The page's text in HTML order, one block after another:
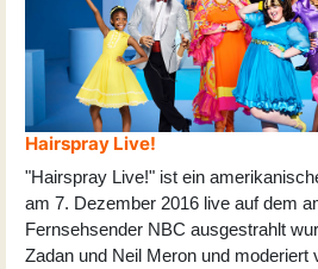
Hairspray Live!
"Hairspray Live!" ist ein
am 7. Dezember 2016 live auf dem
Fernsehsender NBC ausgestrahlt
Zadan und Neil Meron und moderiert